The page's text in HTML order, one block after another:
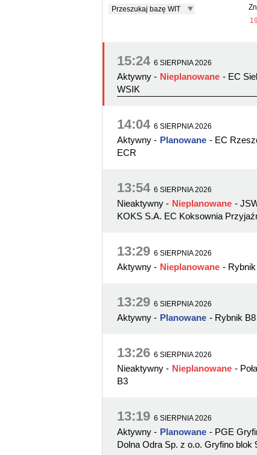
Przeszukaj bazę WIT
15:24 6 SIERPNIA 2026
Aktywny - Nieplanowane - EC
WSIK
14:04 6 SIERPNIA 2026
Aktywny - Planowane - EC
ECR
13:54 6 SIERPNIA 2026
Nieaktywny - Nieplanowane -
KOKS S.A. EC Koksownia
13:29 6 SIERPNIA 2026
Aktywny - Nieplanowane -
13:29 6 SIERPNIA 2026
Aktywny - Planowane - Rybnik B8
13:26 6 SIERPNIA 2026
Nieaktywny - Nieplanowane -
B3
13:19 6 SIERPNIA 2026
Aktywny - Planowane - PGE
Dolna Odra Sp. z o.o. Gryfino blok